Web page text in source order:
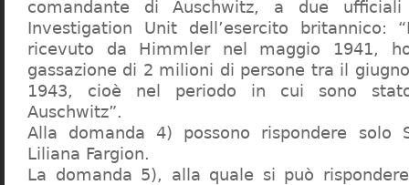
comandante di Auschwitz, a due
Investigation Unit dell’esercito britannico:
ricevuto da Himmler nel maggio 1941,
gassazione di 2 milioni di persone tra il
1943, cioè nel periodo in cui sono
Auschwitz”.
Alla domanda 4) possono rispondere solo
Liliana Fargion.
La domanda 5), alla quale si può